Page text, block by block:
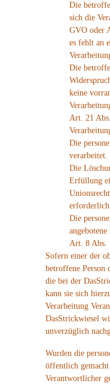
Die
sich die
GVO oder
es fehlt an
Die
keine
Art. 21
Die
verarbeitet.
Die
Erfüllung
Die
Art. 8 Abs.
Sofern einer der
betroffene Person
die bei der
kann sie sich
Verarbeitung
DasStrickwiesel
unverzüglich
Wurden die
öffentlich
Verantwortlicher